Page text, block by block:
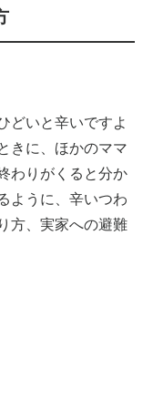
どいと辛いですよ
きに、ほかのママ
わりがくると分か
ように、辛いつわ
方、実家への避難